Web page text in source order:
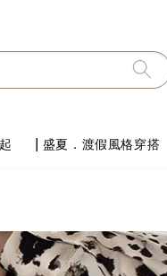
| 盛夏．渡假風格穿搭